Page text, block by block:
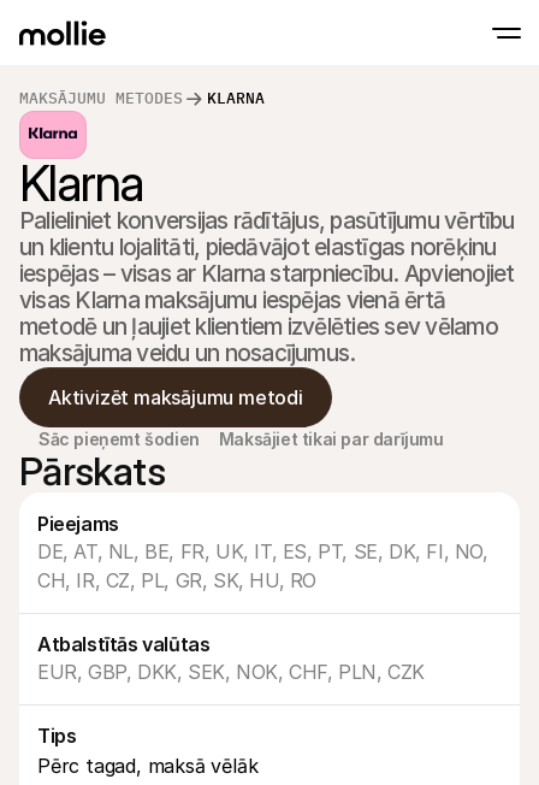
MAKSĀJUMU METODES KLARNA
Klarna
Palieliniet konversijas rādītājus, pasūtījumu vērtību
un klientu lojalitāti, piedāvājot elastīgas norēķinu
iespējas – visas ar Klarna starpniecību. Apvienojiet
visas Klarna maksājumu iespējas vienā ērtā
metodē un ļaujiet klientiem izvēlēties sev vēlamo
maksājuma veidu un nosacījumus.
Aktivizēt maksājumu metodi
Sāc pieņemt šodien Maksājiet tikai par darījumu
Pārskats
Pieejams
DE, AT, NL, BE, FR, UK, IT, ES, PT, SE, DK, FI, NO,
CH, IR, CZ, PL, GR, SK, HU, RO
Atbalstītās valūtas
EUR, GBP, DKK, SEK, NOK, CHF, PLN, CZK
Tips
Pērc tagad, maksā vēlāk
maksājumus
Klātienes
Veiciet maksājumus
un ierīcēm
Apmaksa
Piedāvājiet
kas optimizēts
Novērsiet
konversiju
Partneri
Aģentūrām
Tehniskie resursi
Izstrādātāju portāls
Atklājiet izstrādātāju resursus un jaunumus
Bibliotēkas
Mollie